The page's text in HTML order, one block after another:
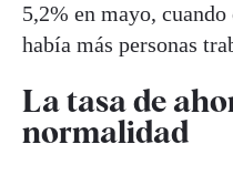
5,2% en mayo,
había más personas
La tasa de
normalidad